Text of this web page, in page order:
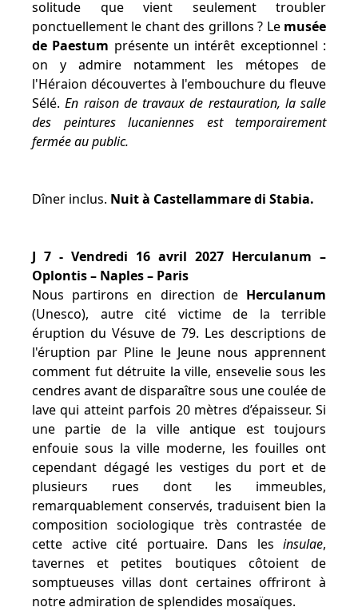
solitude que vient seulement troubler
ponctuellement le chant des grillons ? Le musée
de Paestum présente un intérêt exceptionnel :
on y admire notamment les métopes de
l'Héraion découvertes à l'embouchure du fleuve
Sélé.En raison de travaux de restauration, la salle
des peintures lucaniennes est temporairement
fermée au public.
Dîner inclus. Nuit à Castellammare di Stabia.
J 7 - Vendredi 16 avril 2027 Herculanum –
Oplontis – Naples – Paris
Nous partirons en direction de Herculanum
(Unesco), autre cité victime de la terrible
éruption du Vésuve de 79. Les descriptions de
l'éruption par Pline le Jeune nous apprennent
comment fut détruite la ville, ensevelie sous les
cendres avant de disparaître sous une coulée de
lave qui atteint parfois 20 mètres d’épaisseur. Si
une partie de la ville antique est toujours
enfouie sous la ville moderne, les fouilles ont
cependant dégagé les vestiges du port et de
plusieurs rues dont les immeubles,
remarquablement conservés, traduisent bien la
composition sociologique très contrastée de
cette active cité portuaire. Dans les insulae,
tavernes et petites boutiques côtoient de
somptueuses villas dont certaines offriront à
notre admiration de splendides mosaïques.